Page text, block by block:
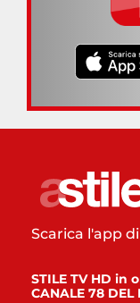
Scarica l'app di
STILE TV HD in
CANALE 78 DEL